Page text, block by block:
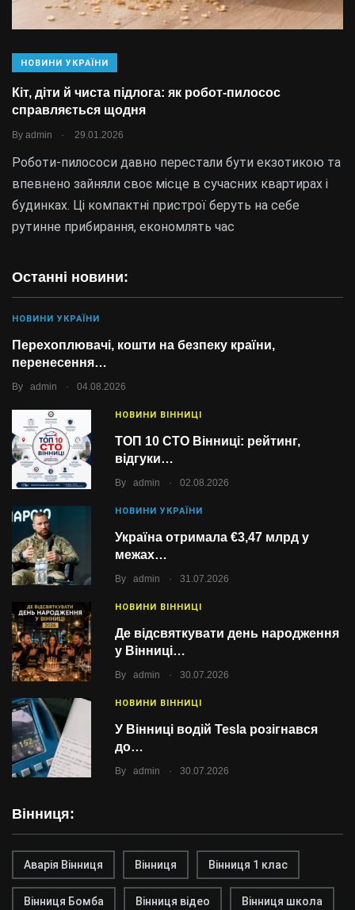
НОВИНИ УКРАЇНИ
Кіт, діти й чиста підлога: як робот-пилосос
справляється щодня
By admin . 29.01.2026
Роботи-пилососи давно перестали бути екзотикою та
впевнено зайняли своє місце в сучасних квартирах і
будинках. Ці компактні пристрої беруть на себе
рутинне прибирання, економлять час
Останні новини:
НОВИНИ УКРАЇНИ
Перехоплювачі, кошти на безпеку країни,
перенесення…
By admin . 04.08.2026
НОВИНИ ВІННИЦІ
ТОП 10 СТО Вінниці: рейтинг,
відгуки…
By admin . 02.08.2026
НОВИНИ УКРАЇНИ
Україна отримала €3,47 млрд у
межах…
By admin . 31.07.2026
НОВИНИ ВІННИЦІ
Де відсвяткувати день народження
у Вінниці…
By admin . 30.07.2026
НОВИНИ ВІННИЦІ
У Вінниці водій Tesla розігнався
до…
By admin . 30.07.2026
Вінниця:
Аварія Вінниця Вінниця Вінниця 1 клас
Вінниця Бомба Вінниця відео Вінниця школа